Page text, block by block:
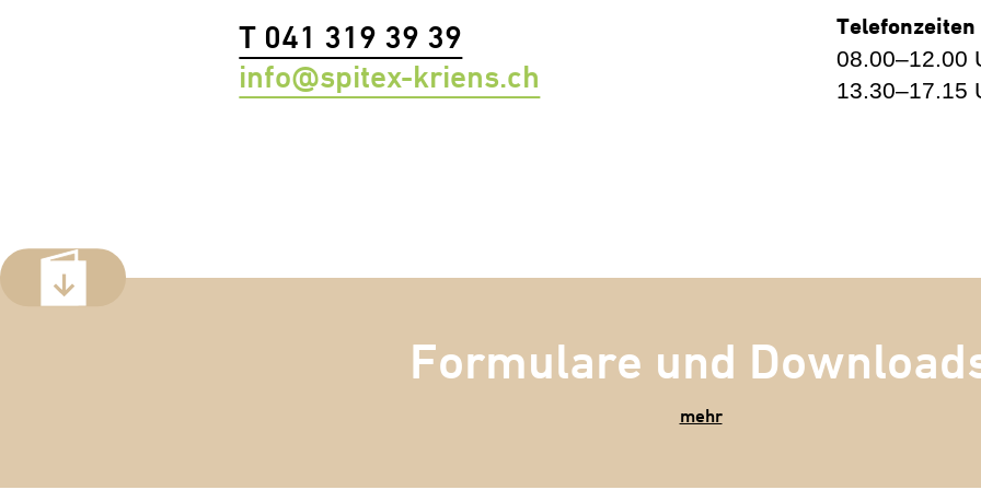
T 041 319 39 39
info@spitex-kriens.ch
Telefonzeiten
08.00–12.00
13.30–17.15
Formulare und
mehr